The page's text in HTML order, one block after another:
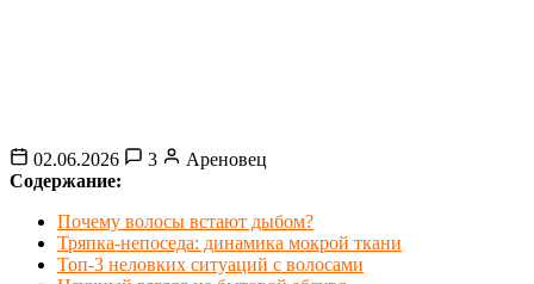
02.06.2026 3
Ареновец
Содержание:
Почему волосы встают дыбом?
Тряпка-непоседа: динамика мокрой ткани
Топ-3 неловких ситуаций с волосами